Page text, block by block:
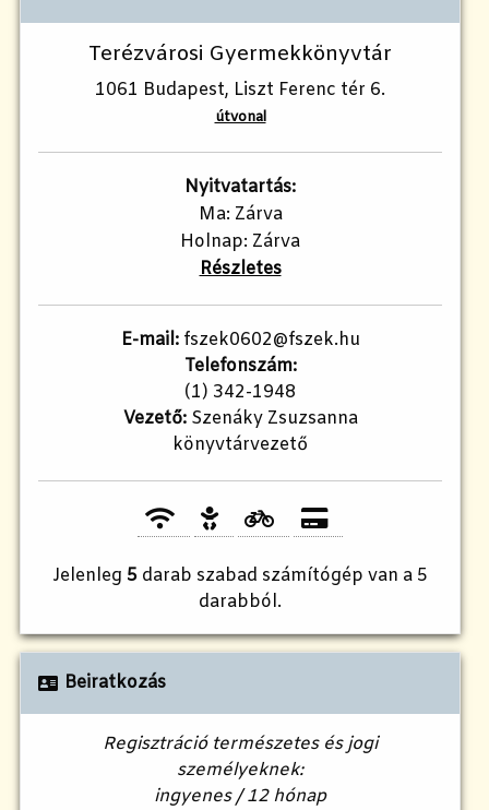
Terézvárosi Gyermekkönyvtár
1061 Budapest, Liszt Ferenc tér 6.
útvonal
Nyitvatartás:
Ma: Zárva
Holnap: Zárva
Részletes
E-mail:fszek0602@fszek.hu
Telefonszám:
(1) 342-1948
Vezető:Szenáky Zsuzsanna
könyvtárvezető
Jelenleg 5 darab szabad számítógép van a 5
darabból.
Beiratkozás
Regisztráció természetes és jogi
személyeknek:
ingyenes / 12 hónap